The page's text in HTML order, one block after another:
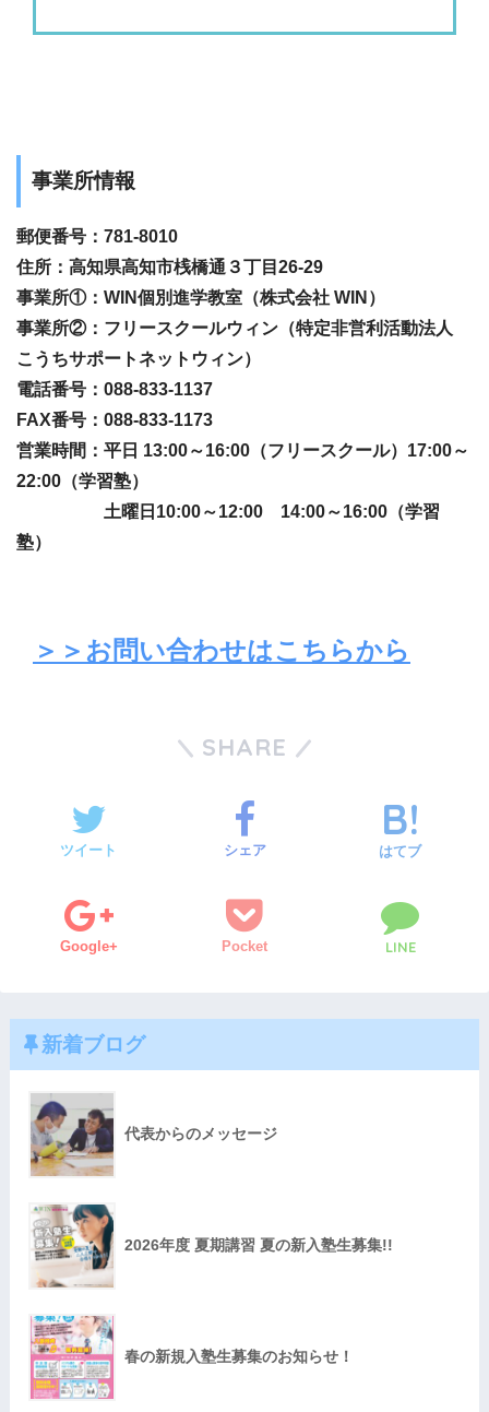
事業所情報
郵便番号：781-8010
住所：高知県高知市桟橋通３丁目26-29
事業所①：WIN個別進学教室（株式会社 WIN）
事業所②：フリースクールウィン（特定非営利活動法人
こうちサポートネットウィン）
電話番号：088-833-1137
FAX番号：088-833-1173
営業時間：平日 13:00～16:00（フリースクール）17:00～
22:00（学習塾）
土曜日10:00～12:00 14:00～16:00（学習
塾）
＞＞お問い合わせはこちらから
SHARE
ツイート シェア はてブ
Google+ Pocket LINE
新着ブログ
代表からのメッセージ
2026年度 夏期講習 夏の新入塾生募集!!
春の新規入塾生募集のお知らせ！